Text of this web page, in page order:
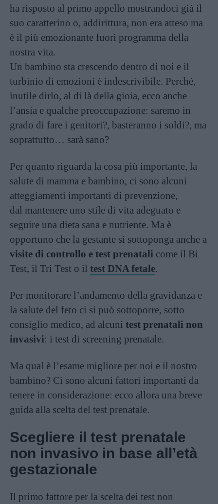
ha risposto al primo appello mostrandoci già il
suo caratterino o, addirittura, non era atteso ma
è il più emozionante fuori programma della
nostra vita.
Un bambino sta crescendo dentro di noi e il
turbinio di emozioni è indescrivibile. Perché,
inutile dirlo, al di là della gioia, ecco anche
l’ansia e qualche preoccupazione: saremo in
grado di fare i genitori?, basteranno i soldi?, ma
soprattutto… sarà sano?
Per quanto riguarda la cosa più importante, la
salute di mamma e bambino, ci sono alcuni
atteggiamenti importanti di prevenzione,
dal mantenere uno stile di vita adeguato e
seguire una dieta sana e nutriente. Ma è
opportuno che la gestante si sottoponga anche a
visite di controllo e test prenatali come il Bi
Test, il Tri Test o il test DNA fetale.
Per monitorare l’andamento della gravidanza e
la salute del feto ci si può sottoporre, sotto
consiglio medico, ad alcuni test prenatali non
invasivi: i test di screening prenatale.
Ma qual è l’esame migliore per noi e il nostro
bambino? Ci sono alcuni fattori importanti da
tenere in considerazione: ecco allora una breve
guida alla scelta del test prenatale.
Scegliere il test prenatale
non invasivo in base all’età
gestazionale
Il primo fattore per la scelta dei test non